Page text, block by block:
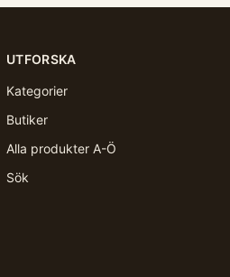
UTFORSKA
Kategorier
Butiker
Alla produkter A-Ö
Sök